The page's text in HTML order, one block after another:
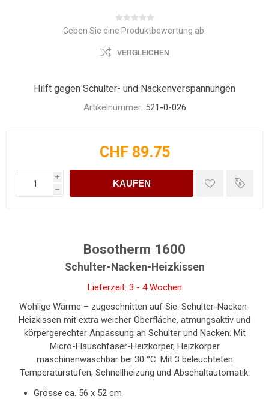
Geben Sie eine Produktbewertung ab.
VERGLEICHEN
Hilft gegen Schulter- und Nackenverspannungen
Artikelnummer: 521-0-026
CHF 89.75
i
h
KAUFEN
Bosotherm 1600
Schulter-Nacken-Heizkissen
Lieferzeit: 3 - 4 Wochen
Wohlige Wärme – zugeschnitten auf Sie: Schulter-Nacken-
Heizkissen mit extra weicher Oberfläche, atmungsaktiv und
körpergerechter Anpassung an Schulter und Nacken. Mit
Micro-Flauschfaser-Heizkörper, Heizkörper
maschinenwaschbar bei 30 °C. Mit 3 beleuchteten
Temperaturstufen, Schnellheizung und Abschaltautomatik.
Grösse ca. 56 x 52 cm